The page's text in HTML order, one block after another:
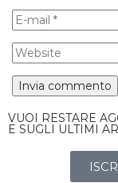
VUOI RESTARE
E SUGLI ULTIMI